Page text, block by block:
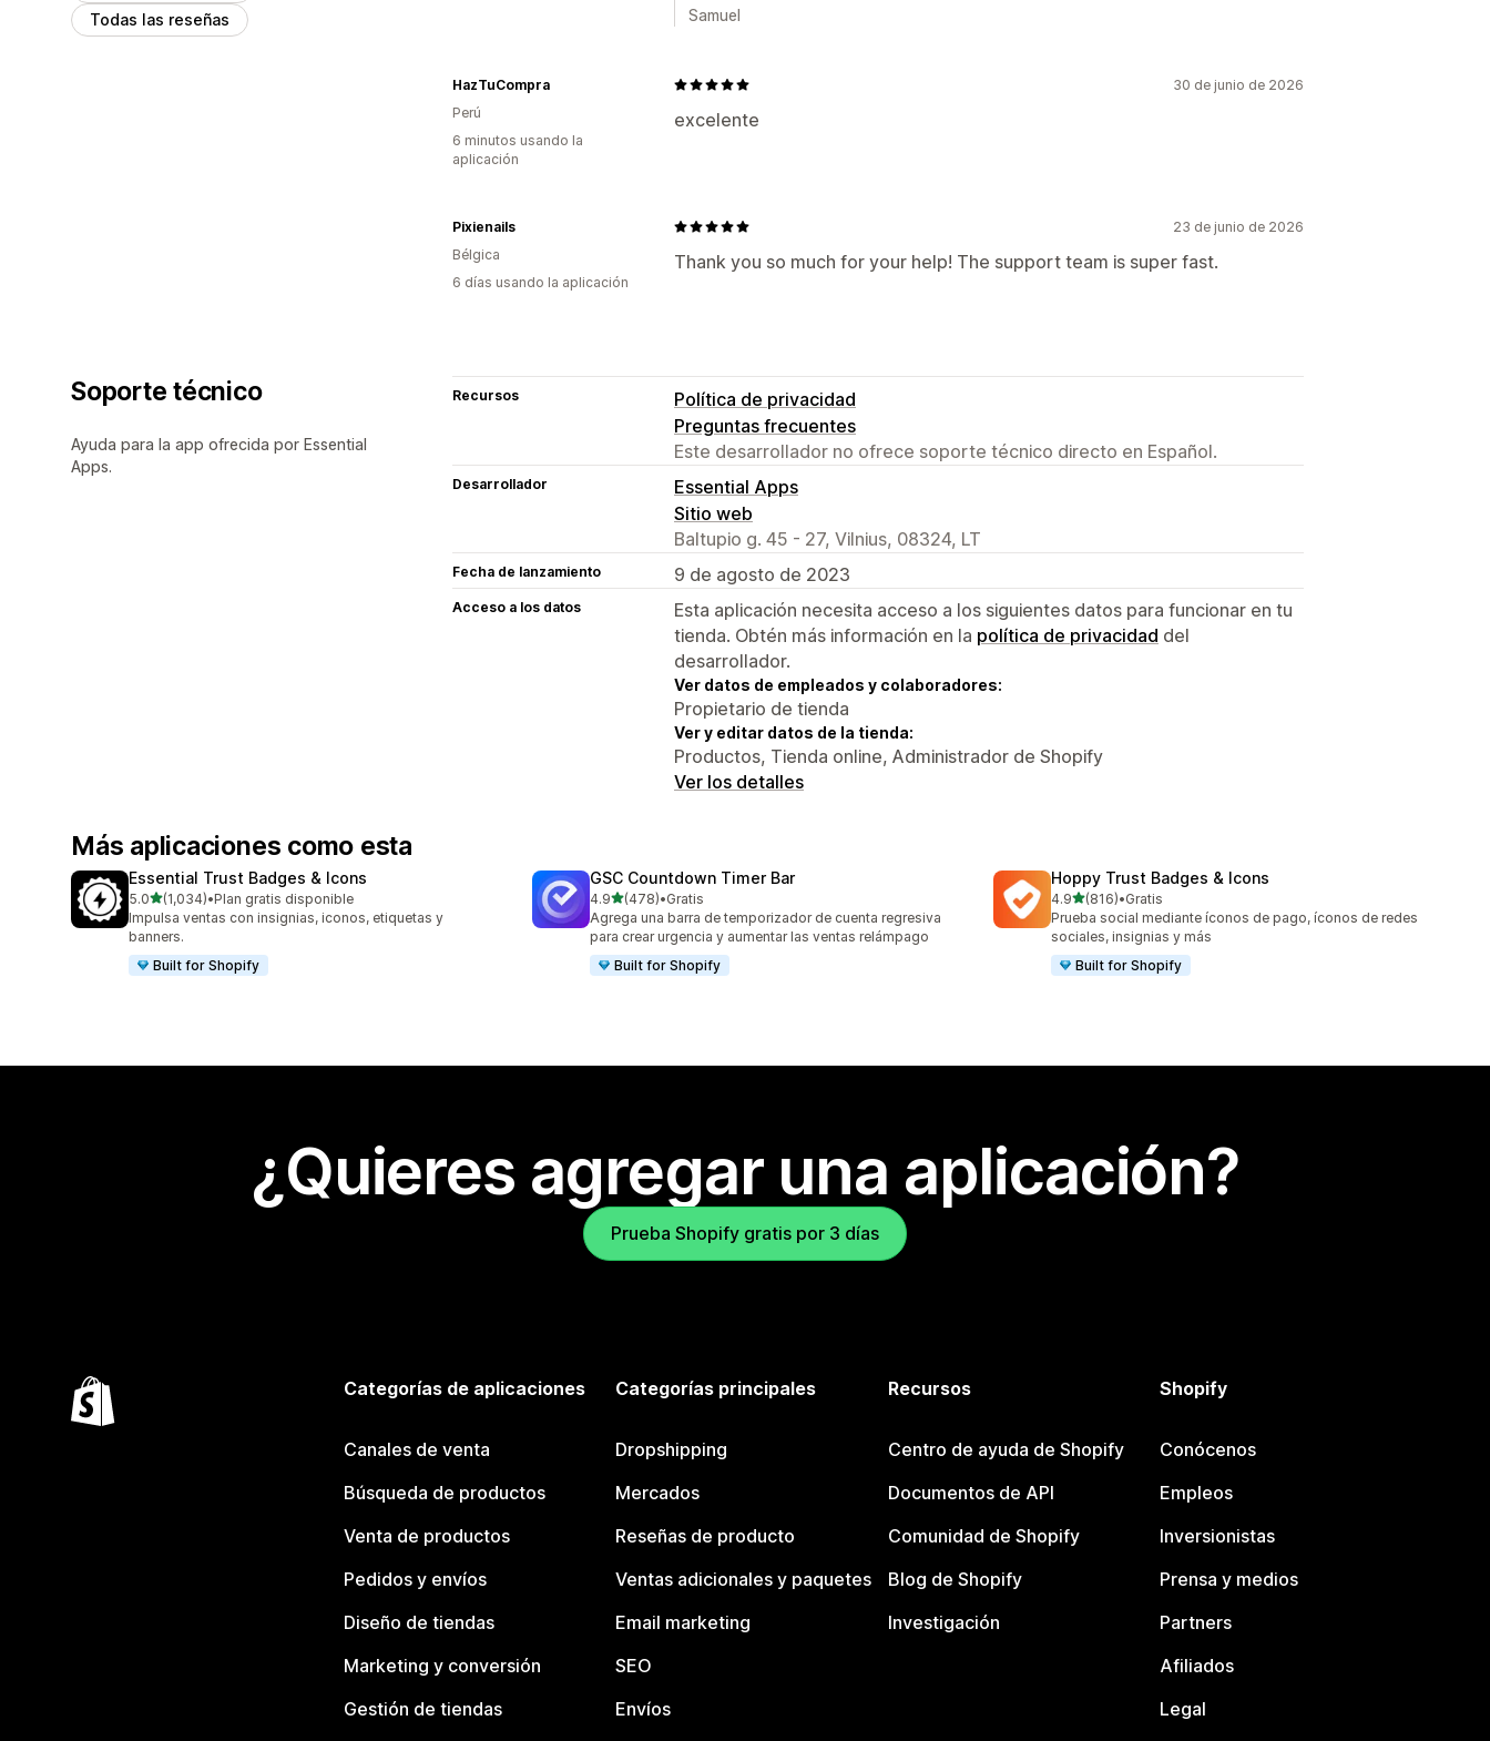
Todas las reseñas
Samuel
30 de junio de 2026
excelente
HazTuCompra
Perú
6 minutos usando la
aplicación
23 de junio de 2026
Thank you so much for your help! The support team is super fast.
Pixienails
Bélgica
6 días usando la aplicación
Soporte técnico
Ayuda para la app ofrecida por Essential
Apps.
Recursos
Política de privacidad
Preguntas frecuentes
Este desarrollador no ofrece soporte técnico directo en Español.
Desarrollador
Essential Apps
Sitio web
Baltupio g. 45 - 27, Vilnius, 08324, LT
Fecha de lanzamiento 9 de agosto de 2023
Acceso a los datos
Esta aplicación necesita acceso a los siguientes datos para funcionar en tu
tienda. Obtén más información en la política de privacidad del
desarrollador.
Ver datos de empleados y colaboradores:
Propietario de tienda
Ver y editar datos de la tienda:
Productos, Tienda online, Administrador de Shopify
Ver los detalles
Más aplicaciones como esta
Essential Trust Badges & Icons
5.0de 5 estrellas
(1,034)
1034 reseñas en total
•Plan gratis disponible
Impulsa ventas con insignias, iconos, etiquetas y
banners.
Built for Shopify
GSC Countdown Timer Bar
4.9de 5 estrellas
(478)
478 reseñas en total
•Gratis
Agrega una barra de temporizador de cuenta regresiva
para crear urgencia y aumentar las ventas relámpago
Built for Shopify
Hoppy Trust Badges & Icons
4.9de 5 estrellas
(816)
816 reseñas en total
•Gratis
Prueba social mediante íconos de pago, íconos de redes
sociales, insignias y más
Built for Shopify
¿Quieres agregar una aplicación?
Prueba Shopify gratis por 3 días
Categorías de aplicaciones
Canales de venta
Búsqueda de productos
Venta de productos
Pedidos y envíos
Diseño de tiendas
Marketing y conversión
Gestión de tiendas
Categorías principales
Dropshipping
Mercados
Reseñas de producto
Ventas adicionales y paquetes
Email marketing
SEO
Envíos
Recursos
Centro de ayuda de Shopify
Documentos de API
Comunidad de Shopify
Blog de Shopify
Investigación
Shopify
Conócenos
Empleos
Inversionistas
Prensa y medios
Partners
Afiliados
Legal